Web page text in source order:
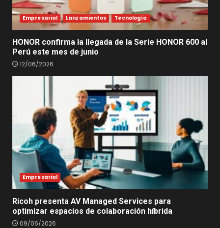
Empresarial Lanzamientos Tecnología
HONOR confirma la llegada de la Serie HONOR 600 al
Perú este mes de junio
12/06/2026
Empresarial
Ricoh presenta AV Managed Services para
optimizar espacios de colaboración híbrida
09/06/2026